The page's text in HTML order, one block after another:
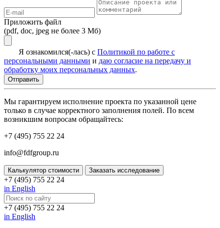
Приложить файл
(pdf, doc, jpeg не более 3 Мб)
Я ознакомился(-лась) с Политикой по работе с
персональными данными и даю согласие на передачу и
обработку моих персональных данных.
Мы гарантируем исполнение проекта по указанной цене
только в случае корректного заполнения полей. По всем
возникшим вопросам обращайтесь:
+7 (495) 755 22 24
info@fdfgroup.ru
Калькулятор стоимости Заказать исследование
+7 (495) 755 22 24
in English
+7 (495) 755 22 24
in English